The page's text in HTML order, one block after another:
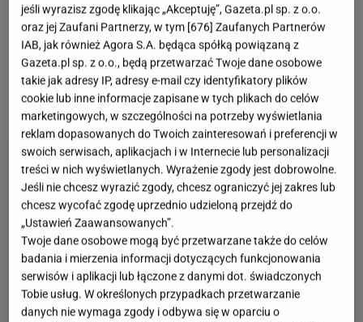
problemach w relacjach Brada Pitta zdziećmi. Po
rozstaniu zJoliewięzi aktora z potomstwem
wyraźnie się osłabiły. 61-latek chciał odbudować
relacje z bliźniakami przed ich 17. urodzinami. To się
jednak nie udało.Knox miał tego dnia inne plany.
jeśli wyrazisz zgodę klikając „Akceptuję”, Gazeta.pl sp. z o.o.
oraz jej Zaufani Partnerzy, w tym [676] Zaufanych Partnerów
IAB, jak również Agora S.A. będąca spółką powiązaną z
Gazeta.pl sp. z o.o., będą przetwarzać Twoje dane osobowe
takie jak adresy IP, adresy e-mail czy identyfikatory plików
cookie lub inne informacje zapisane w tych plikach do celów
marketingowych, w szczególności na potrzeby wyświetlania
reklam dopasowanych do Twoich zainteresowań i preferencji w
swoich serwisach, aplikacjach i w Internecie lub personalizacji
treści w nich wyświetlanych. Wyrażenie zgody jest dobrowolne.
Jeśli nie chcesz wyrazić zgody, chcesz ograniczyć jej zakres lub
chcesz wycofać zgodę uprzednio udzieloną przejdź do
„Ustawień Zaawansowanych”.
Twoje dane osobowe mogą być przetwarzane także do celów
badania i mierzenia informacji dotyczących funkcjonowania
serwisów i aplikacji lub łączone z danymi dot. świadczonych
Tobie usług. W określonych przypadkach przetwarzanie
danych nie wymaga zgody i odbywa się w oparciu o